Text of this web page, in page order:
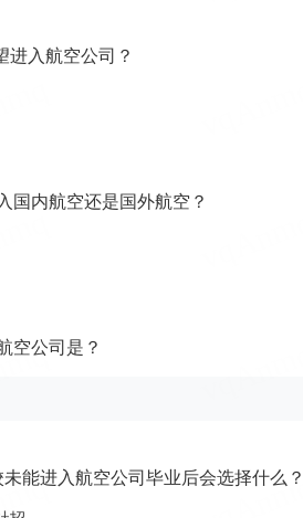
进入航空公司？
国内航空还是国外航空？
空公司是？
能进入航空公司毕业后会选择什么？